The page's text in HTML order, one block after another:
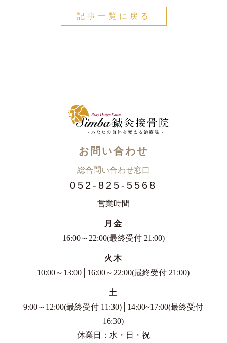
記事一覧に戻る
お問い合わせ
総合問い合わせ窓口
052-825-5568
営業時間
月金
16:00～22:00(最終受付 21:00)
火木
10:00～13:00│16:00～22:00(最終受付 21:00)
土
9:00～12:00(最終受付 11:30)│14:00~17:00(最終受付
16:30)
休業日：水・日・祝